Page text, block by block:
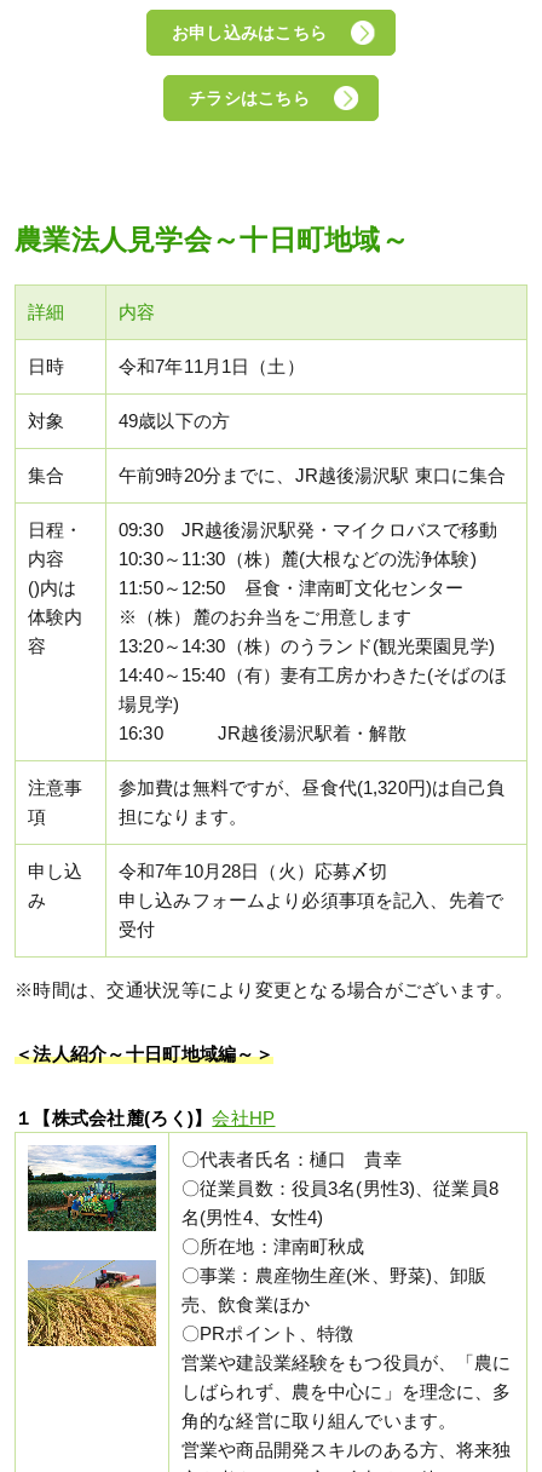
お申し込みはこちら
チラシはこちら
農業法人見学会～十日町地域～
詳細 内容
日時 令和7年11月1日（土）
対象 49歳以下の方
集合 午前9時20分までに、JR越後湯沢駅 東口に集合
日程・
内容
()内は
体験内
容
09:30 JR越後湯沢駅発・マイクロバスで移動
10:30～11:30（株）麓(大根などの洗浄体験)
11:50～12:50 昼食・津南町文化センター
※（株）麓のお弁当をご用意します
13:20～14:30（株）のうランド(観光栗園見学)
14:40～15:40（有）妻有工房かわきた(そばのほ
場見学)
16:30 JR越後湯沢駅着・解散
注意事
項
参加費は無料ですが、昼食代(1,320円)は自己負
担になります。
申し込
み
令和7年10月28日（火）応募〆切
申し込みフォームより必須事項を記入、先着で
受付
※時間は、交通状況等により変更となる場合がございます。
＜法人紹介～十日町地域編～＞
１【株式会社麓(ろく)】会社HP
〇代表者氏名：樋口 貴幸
〇従業員数：役員3名(男性3)、従業員8
名(男性4、女性4)
〇所在地：津南町秋成
〇事業：農産物生産(米、野菜)、卸販
売、飲食業ほか
〇PRポイント、特徴
営業や建設業経験をもつ役員が、「農に
しばられず、農を中心に」を理念に、多
角的な経営に取り組んでいます。
営業や商品開発スキルのある方、将来独